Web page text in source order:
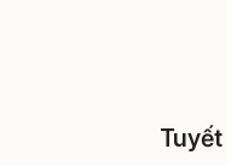
Tuyết